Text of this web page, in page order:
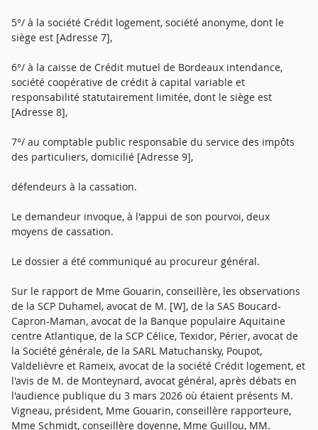
5°/ à la société Crédit logement, société anonyme, dont le
siège est [Adresse 7],
6°/ à la caisse de Crédit mutuel de Bordeaux intendance,
société coopérative de crédit à capital variable et
responsabilité statutairement limitée, dont le siège est
[Adresse 8],
7°/ au comptable public responsable du service des impôts
des particuliers, domicilié [Adresse 9],
défendeurs à la cassation.
Le demandeur invoque, à l'appui de son pourvoi, deux
moyens de cassation.
Le dossier a été communiqué au procureur général.
Sur le rapport de Mme Gouarin, conseillère, les observations
de la SCP Duhamel, avocat de M. [W], de la SAS Boucard-
Capron-Maman, avocat de la Banque populaire Aquitaine
centre Atlantique, de la SCP Célice, Texidor, Périer, avocat de
la Société générale, de la SARL Matuchansky, Poupot,
Valdelièvre et Rameix, avocat de la société Crédit logement, et
l'avis de M. de Monteynard, avocat général, après débats en
l'audience publique du 3 mars 2026 où étaient présents M.
Vigneau, président, Mme Gouarin, conseillère rapporteure,
Mme Schmidt, conseillère doyenne, Mme Guillou, MM.